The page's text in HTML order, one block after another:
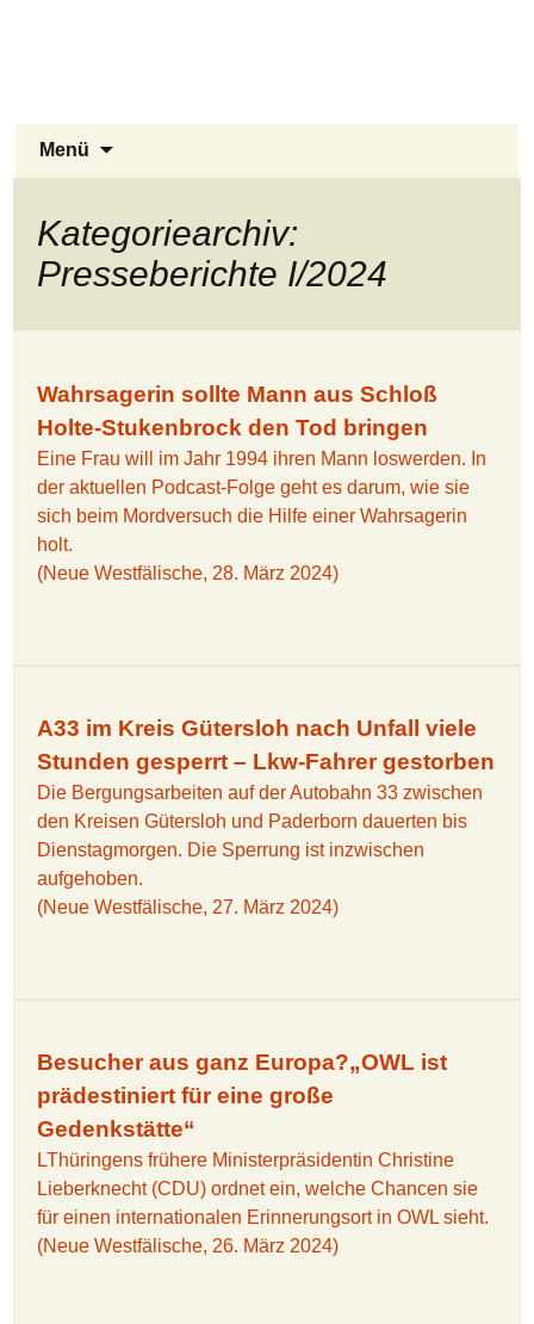
Menü
Kategoriearchiv:
Presseberichte I/2024
Wahrsagerin sollte Mann aus Schloß
Holte-Stukenbrock den Tod bringen
Eine Frau will im Jahr 1994 ihren Mann loswerden. In
der aktuellen Podcast-Folge geht es darum, wie sie
sich beim Mordversuch die Hilfe einer Wahrsagerin
holt.
(Neue Westfälische, 28. März 2024)
A33 im Kreis Gütersloh nach Unfall viele
Stunden gesperrt – Lkw-Fahrer gestorben
Die Bergungsarbeiten auf der Autobahn 33 zwischen
den Kreisen Gütersloh und Paderborn dauerten bis
Dienstagmorgen. Die Sperrung ist inzwischen
aufgehoben.
(Neue Westfälische, 27. März 2024)
Besucher aus ganz Europa?„OWL ist
prädestiniert für eine große
Gedenkstätte“
LThüringens frühere Ministerpräsidentin Christine
Lieberknecht (CDU) ordnet ein, welche Chancen sie
für einen internationalen Erinnerungsort in OWL sieht.
(Neue Westfälische, 26. März 2024)